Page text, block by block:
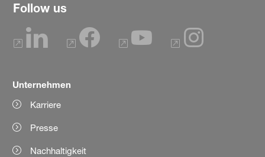
Follow us
Unternehmen
Karriere
Presse
Nachhaltigkeit